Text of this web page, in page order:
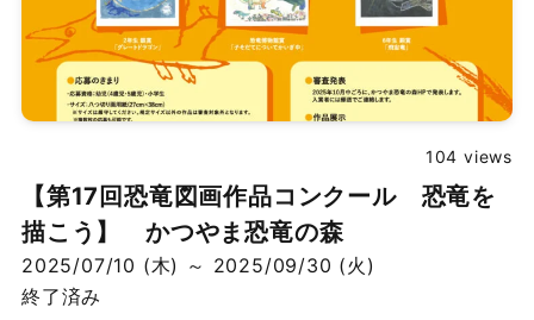
104 views
【第17回恐竜図画作品コンクール 恐竜を
描こう】 かつやま恐竜の森
2025/07/10 (木) ～ 2025/09/30 (火)
終了済み